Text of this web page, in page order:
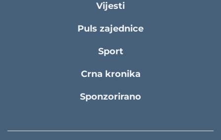
Vijesti
Puls zajednice
Sport
Crna kronika
Sponzorirano